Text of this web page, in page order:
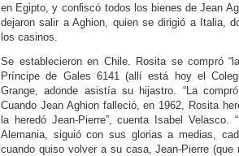
en Egipto, y confiscó todos los bienes de Jean
dejaron salir a Aghion, quien se dirigió a Italia,
los casinos.
Se establecieron en Chile. Rosita se compró
Príncipe de Gales 6141 (allí está hoy el
Grange, adonde asistía su hijastro. “La
Cuando Jean Aghion falleció, en 1962, Rosita
la heredó Jean-Pierre”, cuenta Isabel Velasco.
Alemania, siguió con sus glorias a medias,
cuando quiso volver a su casa, Jean-Pierre (que